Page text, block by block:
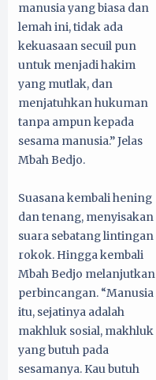
manusia yang biasa dan
lemah ini, tidak ada
kekuasaan secuil pun
untuk menjadi hakim
yang mutlak, dan
menjatuhkan hukuman
tanpa ampun kepada
sesama manusia.” Jelas
Mbah Bedjo.
Suasana kembali hening
dan tenang, menyisakan
suara sebatang lintingan
rokok. Hingga kembali
Mbah Bedjo melanjutkan
perbincangan. “Manusia
itu, sejatinya adalah
makhluk sosial, makhluk
yang butuh pada
sesamanya. Kau butuh